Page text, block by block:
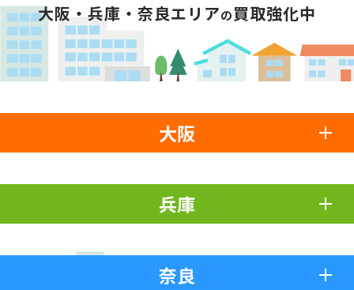
大阪・兵庫・奈良エリアの買取強化中
大阪
兵庫
奈良